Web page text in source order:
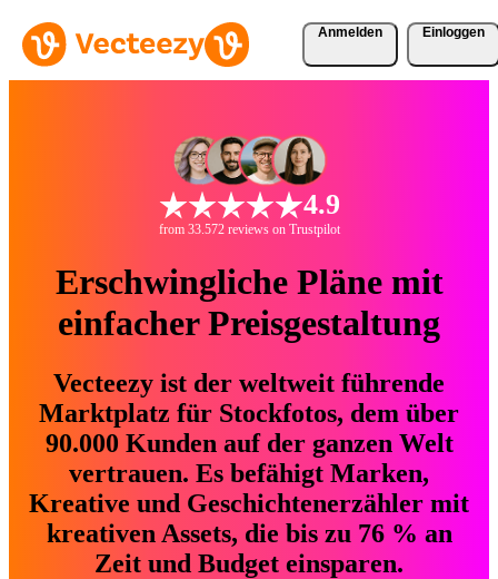
Anmelden Einloggen
4.9
from 33.572 reviews on Trustpilot
Erschwingliche Pläne mit
einfacher Preisgestaltung
Vecteezy ist der weltweit führende
Marktplatz für Stockfotos, dem über
90.000 Kunden auf der ganzen Welt
vertrauen. Es befähigt Marken,
Kreative und Geschichtenerzähler mit
kreativen Assets, die bis zu 76 % an
Zeit und Budget einsparen.